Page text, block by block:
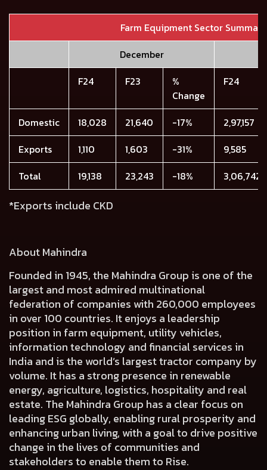
Farm Equipment Sector Summary
December
F24
F23
%
Change
F24
Domestic 18,028 21,640 -17%
2,97,157
Exports
1,110 1,603 -31%
9,585
Total
19,138 23,243 -18% 3,06,742
*Exports include CKD
About Mahindra
Founded in 1945, the Mahindra Group is one of the
largest and most admired multinational
federation of companies with 260,000 employees
in over 100 countries. It enjoys a leadership
position in farm equipment, utility vehicles,
information technology and financial services in
India and is the world’s largest tractor company by
volume. It has a strong presence in renewable
energy, agriculture, logistics, hospitality and real
estate. The Mahindra Group has a clear focus on
leading ESG globally, enabling rural prosperity and
enhancing urban living, with a goal to drive positive
change in the lives of communities and
stakeholders to enable them to Rise.